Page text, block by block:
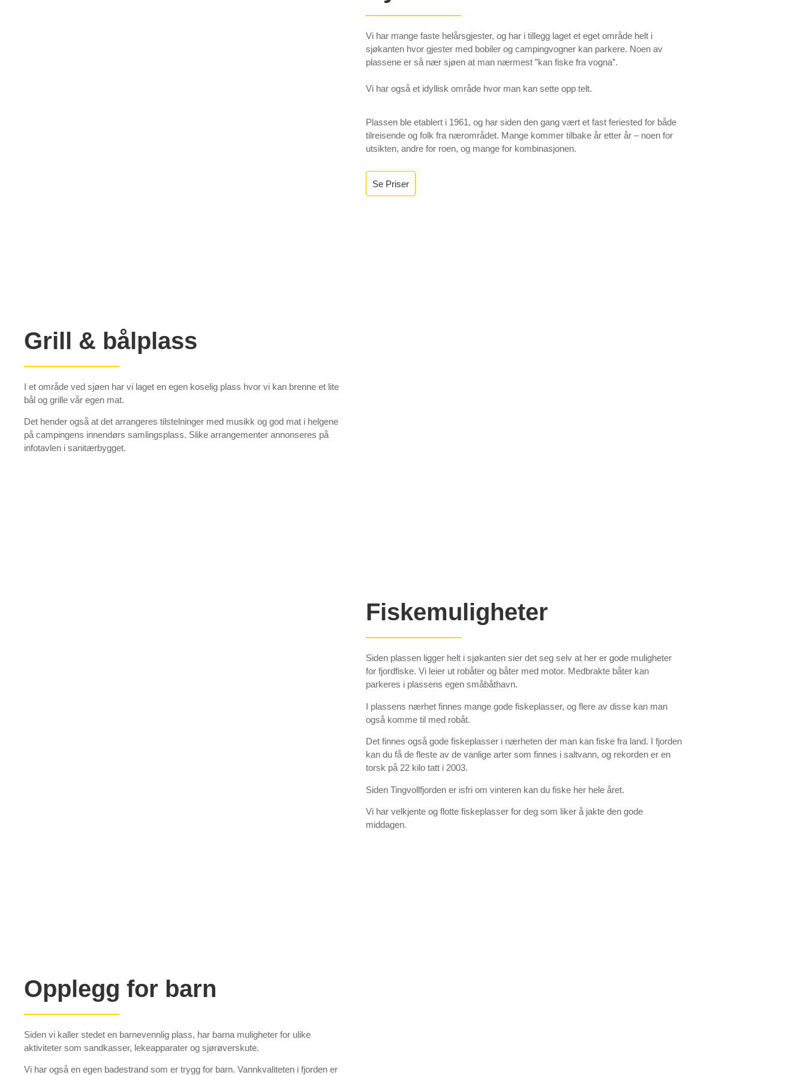
Vi har mange faste helårsgjester, og har i tillegg laget et eget område helt i
sjøkanten hvor gjester med bobiler og campingvogner kan parkere. Noen av
plassene er så nær sjøen at man nærmest ”kan fiske fra vogna”.
Vi har også et idyllisk område hvor man kan sette opp telt.
Plassen ble etablert i 1961, og har siden den gang vært et fast feriested for både
tilreisende og folk fra nærområdet. Mange kommer tilbake år etter år – noen for
utsikten, andre for roen, og mange for kombinasjonen.
Se Priser
Grill & bålplass
I et område ved sjøen har vi laget en egen koselig plass hvor vi kan brenne et lite
bål og grille vår egen mat.
Det hender også at det arrangeres tilstelninger med musikk og god mat i helgene
på campingens innendørs samlingsplass. Slike arrangementer annonseres på
infotavlen i sanitærbygget.
Fiskemuligheter
Siden plassen ligger helt i sjøkanten sier det seg selv at her er gode muligheter
for fjordfiske. Vi leier ut robåter og båter med motor. Medbrakte båter kan
parkeres i plassens egen småbåthavn.
I plassens nærhet finnes mange gode fiskeplasser, og flere av disse kan man
også komme til med robåt.
Det finnes også gode fiskeplasser i nærheten der man kan fiske fra land. I fjorden
kan du få de fleste av de vanlige arter som finnes i saltvann, og rekorden er en
torsk på 22 kilo tatt i 2003.
Siden Tingvollfjorden er isfri om vinteren kan du fiske her hele året.
Vi har velkjente og flotte fiskeplasser for deg som liker å jakte den gode
middagen.
Opplegg for barn
Siden vi kaller stedet en barnevennlig plass, har barna muligheter for ulike
aktiviteter som sandkasser, lekeapparater og sjørøverskute.
Vi har også en egen badestrand som er trygg for barn. Vannkvaliteten i fjorden er